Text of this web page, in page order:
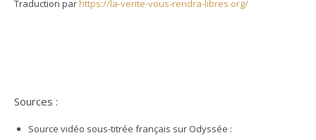
Traduction par https://la-verite-vous-rendra-libres.org/
Sources :
Source vidéo sous-titrée français sur Odyssée :